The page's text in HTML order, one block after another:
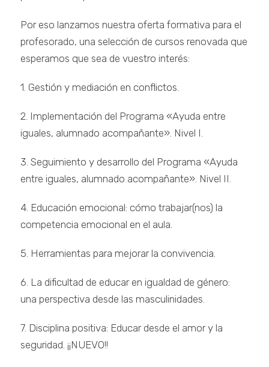
Por eso lanzamos nuestra oferta formativa para el
profesorado, una selección de cursos renovada que
esperamos que sea de vuestro interés:
1. Gestión y mediación en conflictos.
2. Implementación del Programa «Ayuda entre
iguales, alumnado acompañante». Nivel I.
3. Seguimiento y desarrollo del Programa «Ayuda
entre iguales, alumnado acompañante». Nivel II.
4. Educación emocional: cómo trabajar(nos) la
competencia emocional en el aula.
5. Herramientas para mejorar la convivencia.
6. La dificultad de educar en igualdad de género:
una perspectiva desde las masculinidades.
7. Disciplina positiva: Educar desde el amor y la
seguridad. ¡¡NUEVO!!